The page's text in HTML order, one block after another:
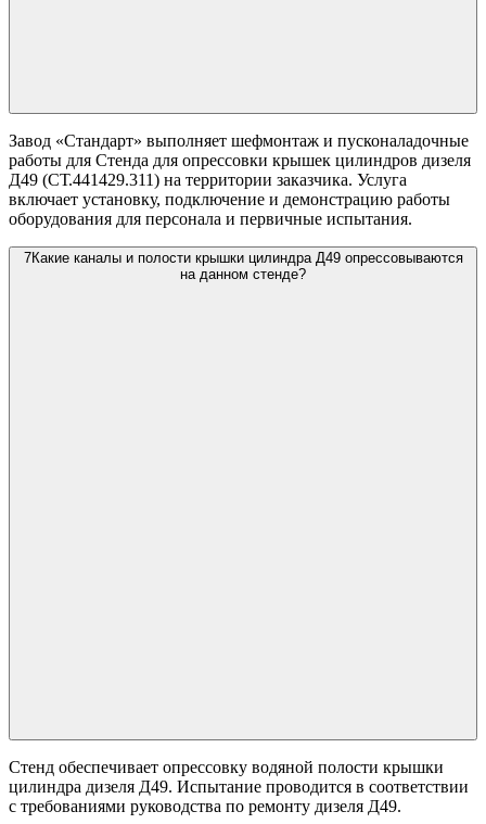
Завод «Стандарт» выполняет шефмонтаж и пусконаладочные
работы для Стенда для опрессовки крышек цилиндров дизеля
Д49 (СТ.441429.311) на территории заказчика. Услуга
включает установку, подключение и демонстрацию работы
оборудования для персонала и первичные испытания.
7Какие каналы и полости крышки цилиндра Д49 опрессовываются
на данном стенде?
Стенд обеспечивает опрессовку водяной полости крышки
цилиндра дизеля Д49. Испытание проводится в соответствии
с требованиями руководства по ремонту дизеля Д49.